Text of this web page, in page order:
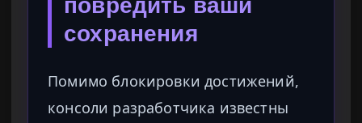
повредить ваши
сохранения
Помимо блокировки достижений,
консоли разработчика известны